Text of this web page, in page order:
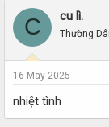
C cu lì.
Thường
16 May 2025
nhiệt tình